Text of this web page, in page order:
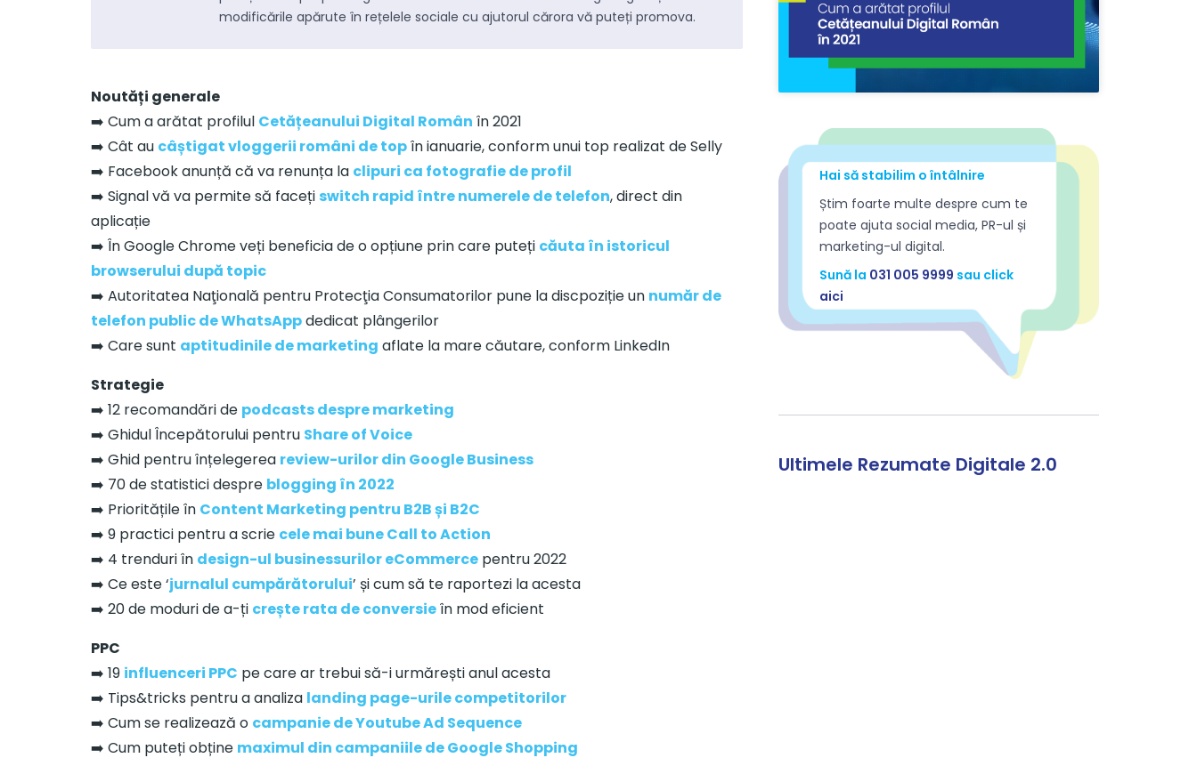
pe care îl abordăm.
că soluțiile adevărate sunt unice pentru
fiecare companie.
UX/UI & Web Design
Site-uri web de prezentare și magazine online
(eCommerce, aplicații mobile, aplicații web-
based.
Abonamente lunare pentru actualizarea,
administrarea și dezvoltarea site-ului.
Servicii de creație grafică, branding, rebranding,
facelift și identitate vizuală.
Audio / Foto / Video
Realizare de fotografii, realizare de tururi
virtuale, design grafic (ATL/TTL/BTL), spoturi
video.
Rezumatul Digital 2.0
modificările apărute în rețelele sociale cu ajutorul cărora vă puteți promova.
Noutăți generale
➡️ Cum a arătat profilul Cetățeanului Digital Român în 2021
➡️ Cât au câștigat vloggerii români de topîn ianuarie, conform unui top realizat de Selly
➡️ Facebook anunță că va renunța la clipuri ca fotografie de profil
➡️ Signal vă va permite să faceți switch rapid între numerele de telefon, direct din
aplicație
➡️ În Google Chrome veți beneficia de o opțiune prin care puteți căuta în istoricul
browserului după topic
➡️ Autoritatea Naţională pentru Protecţia Consumatorilor pune la discpoziție un număr de
telefon public de WhatsAppdedicat plângerilor
➡️ Care sunt aptitudinile de marketing aflate la mare căutare, conform LinkedIn
Strategie
➡️ 12 recomandări de podcasts despre marketing
➡️ Ghidul Începătorului pentru Share of Voice
➡️ Ghid pentru înțelegerea review-urilor din Google Business
➡️ 70 de statistici despre blogging în 2022
➡️ Prioritățile în Content Marketing pentru B2B și B2C
➡️ 9 practici pentru a scrie cele mai bune Call to Action
➡️ 4 trenduri în design-ul businessurilor eCommerce pentru 2022
➡️ Ce este ‘jurnalul cumpărătorului’ și cum să te raportezi la acesta
➡️ 20 de moduri de a-ți crește rata de conversieîn mod eficient
PPC
➡️ 19 influenceri PPC pe care ar trebui să-i urmărești anul acesta
➡️ Tips&tricks pentru a analiza landing page-urile competitorilor
➡️ Cum se realizează o campanie de Youtube Ad Sequence
➡️ Cum puteți obține maximul din campaniile de Google Shopping
Hai să stabilim o întâlnire
Știm foarte multe despre cum te
poate ajuta social media, PR-ul și
marketing-ul digital.
Sună la 031 005 9999 sau click
aici
Ultimele Rezumate Digitale 2.0